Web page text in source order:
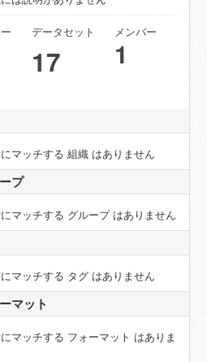
データセット
17
メンバー
1
マッチする 組織 はありません
プ
マッチする グループ はありません
マッチする タグ はありません
マット
マッチする フォーマット はありま